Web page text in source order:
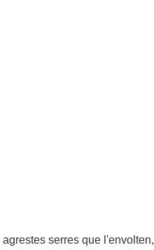
serres que l'envolten,